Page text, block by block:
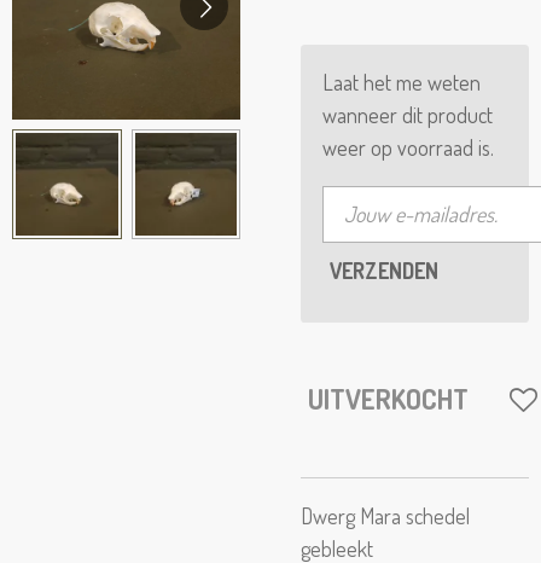
Laat het me weten
wanneer dit product
weer op voorraad is.
VERZENDEN
UITVERKOCHT
Dwerg Mara schedel
gebleekt